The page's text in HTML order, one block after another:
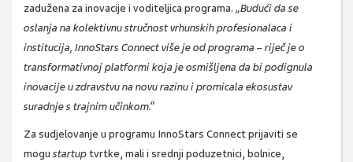
zadužena za inovacije i voditeljica programa. „Budući da se
oslanja na kolektivnu stručnost vrhunskih profesionalaca i
institucija, InnoStars Connect više je od programa – riječ je o
transformativnoj platformi koja je osmišljena da bi podignula
inovacije u zdravstvu na novu razinu i promicala ekosustav
suradnje s trajnim učinkom.“
Za sudjelovanje u programu InnoStars Connect prijaviti se
mogu startuptvrtke, mali i srednji poduzetnici, bolnice,